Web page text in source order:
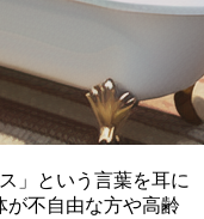
」
という言葉を耳に
が不自由な方や高齢